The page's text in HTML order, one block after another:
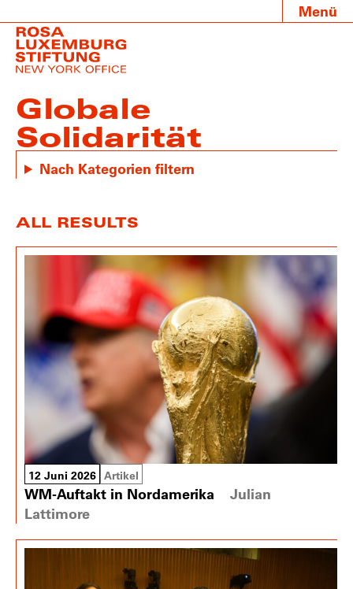
Menü
Globale
Solidarität
Nach Kategorien filtern
ALL RESULTS
12 Juni 2026 Artikel
WM-Auftakt in Nordamerika
Julian
Lattimore